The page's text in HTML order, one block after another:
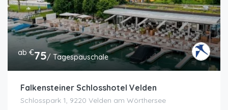
ab €75/ Tagespauschale
Falkensteiner Schlosshotel Velden
Schlosspark 1, 9220 Velden am Wörthersee